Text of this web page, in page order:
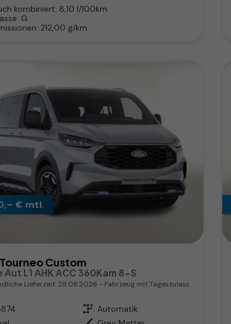
kombiniert: 8,10 l/100km
G
212,00 g/km
€ mtl.
Custom
Aut L1 AHK ACC 360Kam 8-S
Lieferzeit:28.08.2026 Fahrzeug mit Tageszulassung
Getriebe Automatik